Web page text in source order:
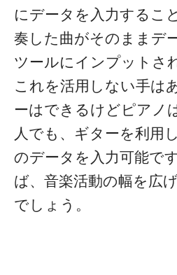
にデータを入力するこ
奏した曲がそのままデ
ツールにインプットさ
これを活用しない手は
ーはできるけどピアノ
人でも、ギターを利用
のデータを入力可能で
ば、音楽活動の幅を広
でしょう。